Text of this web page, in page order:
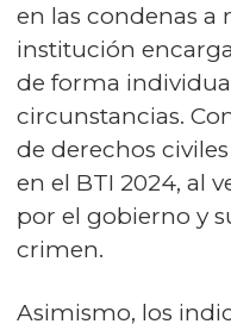
en las condenas a
institución
de forma
circunstancias.
de derechos
en el BTI 2024, al
por el gobierno y
crimen.
Asimismo, los